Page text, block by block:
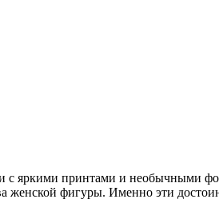
яркими принтами и необычными
фигуры. Именно эти